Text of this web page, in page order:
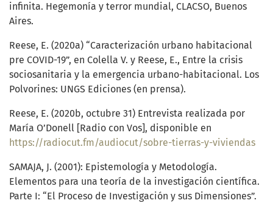
infinita. Hegemonía y terror mundial, CLACSO, Buenos
Aires.
Reese, E. (2020a) “Caracterización urbano habitacional
pre COVID-19”, en Colella V. y Reese, E., Entre la crisis
sociosanitaria y la emergencia urbano-habitacional. Los
Polvorines: UNGS Ediciones (en prensa).
Reese, E. (2020b, octubre 31) Entrevista realizada por
María O’Donell [Radio con Vos], disponible en
https://radiocut.fm/audiocut/sobre-tierras-y-viviendas
SAMAJA, J. (2001): Epistemología y Metodología.
Elementos para una teoría de la investigación científica.
Parte I: “El Proceso de Investigación y sus Dimensiones”.